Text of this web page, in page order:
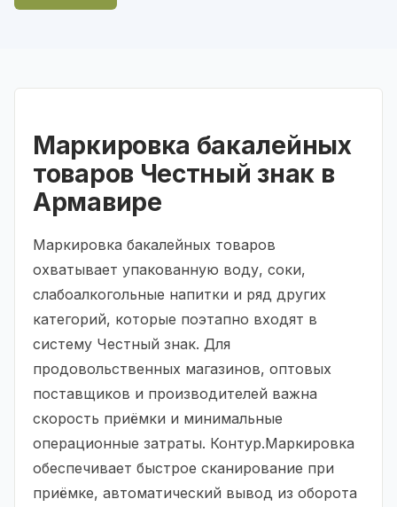
Маркировка бакалейных
товаров Честный знак в
Армавире
Маркировка бакалейных товаров
охватывает упакованную воду, соки,
слабоалкогольные напитки и ряд других
категорий, которые поэтапно входят в
систему Честный знак. Для
продовольственных магазинов, оптовых
поставщиков и производителей важна
скорость приёмки и минимальные
операционные затраты. Контур.Маркировка
обеспечивает быстрое сканирование при
приёмке, автоматический вывод из оборота